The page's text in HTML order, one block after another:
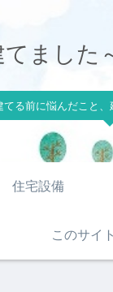
ました
てる前に悩んだこと
住宅設備
このサイ